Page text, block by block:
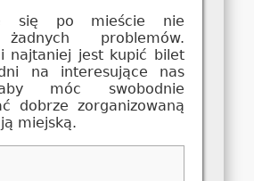
się po mieście nie
problemów.
i najtaniej jest kupić bilet
na interesujące nas
móc swobodnie
dobrze zorganizowaną
miejską.